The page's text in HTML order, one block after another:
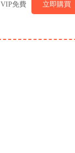
VIP免費 立即購買